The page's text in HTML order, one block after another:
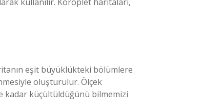
eşit büyüklükteki bölümlere
oluşturulur. Ölçek
kadar küçültüldüğünü bilmemizi